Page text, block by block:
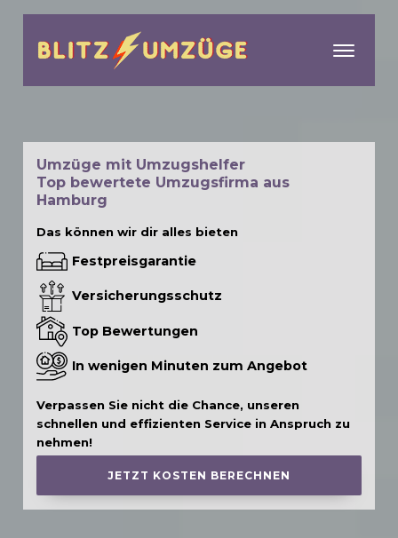
Umzüge mit Umzugshelfer
Top bewertete Umzugsfirma aus
Hamburg
Das können wir dir alles bieten
Festpreisgarantie
Versicherungsschutz
Top Bewertungen
In wenigen Minuten zum Angebot
Verpassen Sie nicht die Chance, unseren
schnellen und effizienten Service in Anspruch zu
nehmen!
JETZT KOSTEN BERECHNEN